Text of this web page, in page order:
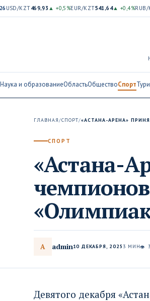
USD/KZT469,93 ▲ +0,5%EUR/KZT541,64▲ +0,4%
Наука и образованиеОбластьОбществоСпорт
ГЛАВНАЯ/СПОРТ/«АСТАНА-АРЕНА»
СПОРТ
«Астана-
A admin10 ДЕКАБРЯ, 2025 3 МИН👁
Девятого декабря